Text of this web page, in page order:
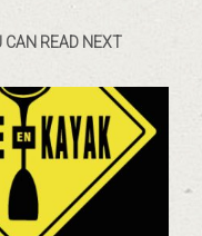
CAN READ NEXT